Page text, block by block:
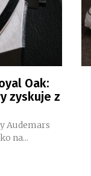
Oak:
zyskuje z
Audemars
na...